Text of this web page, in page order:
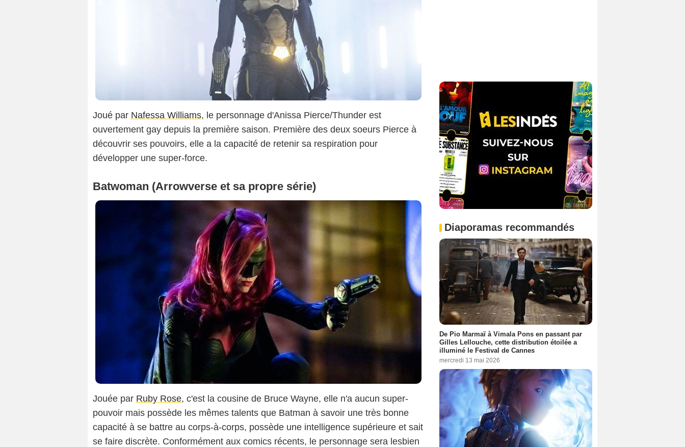
Joué par Nafessa Williams, le personnage d'Anissa Pierce/Thunder est
ouvertement gay depuis la première saison. Première des deux soeurs Pierce à
découvrir ses pouvoirs, elle a la capacité de retenir sa respiration pour
développer une super-force.
Batwoman (Arrowverse et sa propre série)
Jouée par Ruby Rose, c'est la cousine de Bruce Wayne, elle n'a aucun super-
pouvoir mais possède les mêmes talents que Batman à savoir une très bonne
capacité à se battre au corps-à-corps, possède une intelligence supérieure et sait
se faire discrète. Conformément aux comics récents, le personnage sera lesbien
Diaporamas recommandés
De Pio Marmaï à Vimala Pons en passant par
Gilles Lellouche, cette distribution étoilée a
illuminé le Festival de Cannes
mercredi 13 mai 2026